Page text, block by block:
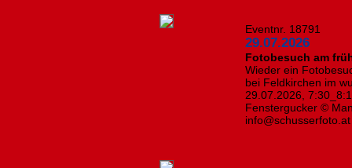
Eventnr. 18791
29.07.2026
Fotobesuch am
Wieder ein
bei Feldkirchen im
29.07.2026,
Fenstergucker ©